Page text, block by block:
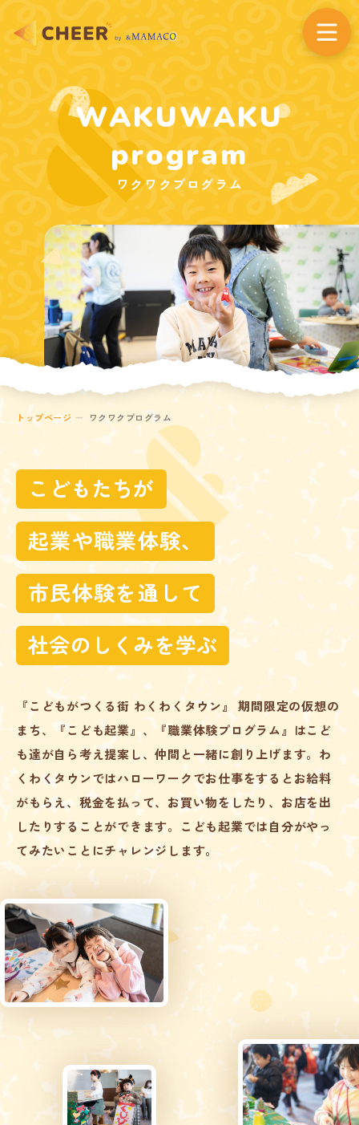
WAKUWAKU
program
ワクワクプログラム
トップページ ワクワクプログラム
こどもたちが
起業や職業体験、
市民体験を通して
社会のしくみを学ぶ
『こどもがつくる街 わくわくタウン』 期間限定の仮想の
まち、『こども起業』、『職業体験プログラム』はこど
も達が自ら考え提案し、仲間と一緒に創り上げます。わ
くわくタウンではハローワークでお仕事をするとお給料
がもらえ、税金を払って、お買い物をしたり、お店を出
したりすることができます。こども起業では自分がやっ
てみたいことにチャレンジします。